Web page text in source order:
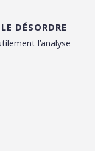
DÉSORDRE
l’analyse